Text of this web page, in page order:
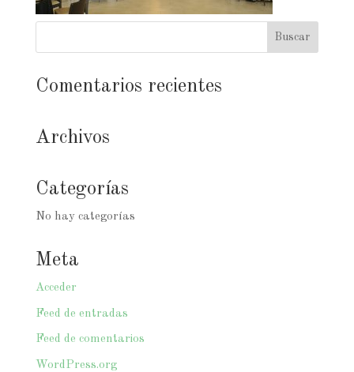
Comentarios recientes
Archivos
Categorías
No hay categorías
Meta
Acceder
Feed de entradas
Feed de comentarios
WordPress.org